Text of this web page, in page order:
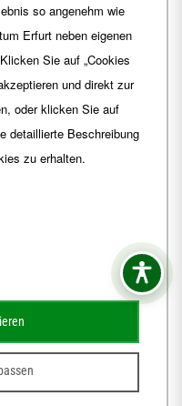
Amtsblatt
HORIZON Digitalagentur
so angenehm wie
Erfurt neben eigenen
Sie auf „Cookies
und direkt zur
oder klicken Sie auf
detaillierte Beschreibung
zu erhalten.